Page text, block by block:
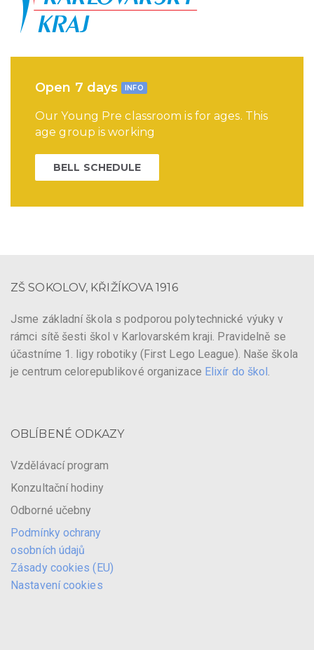
Open 7 days INFO
Our Young Pre classroom is for ages. This
age group is working
BELL SCHEDULE
ZŠ SOKOLOV, KŘIŽÍKOVA 1916
Jsme základní škola s podporou polytechnické výuky v
rámci sítě šesti škol v Karlovarském kraji. Pravidelně se
účastníme 1. ligy robotiky (First Lego League). Naše škola
je centrum celorepublikové organizace Elixír do škol .
OBLÍBENÉ ODKAZY
Vzdělávací program
Konzultační hodiny
Odborné učebny
Podmínky ochrany
osobních údajů
Zásady cookies (EU)
Nastavení cookies